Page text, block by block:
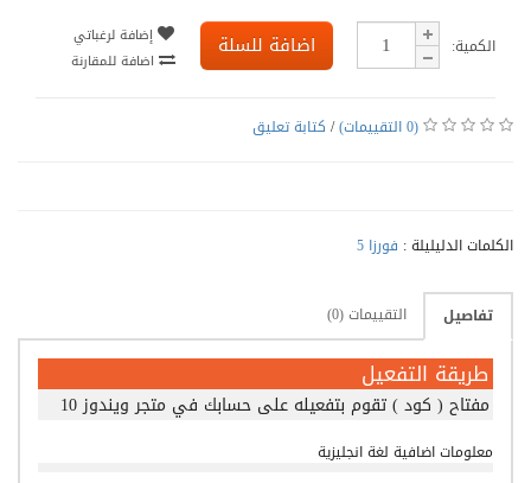
الكمية: اضافة للسلة
إضافة لرغباتي
اضافة للمقارنة
(0 التقييمات) / كتابة تعليق
الكلمات الدليليلة : فورزا 5
تفاصيل التقييمات (0)
طريقة التفعيل
مفتاح ( كود ) تقوم بتفعيله على حسابك في متجر ويندوز 10
معلومات اضافية لغة انجليزية